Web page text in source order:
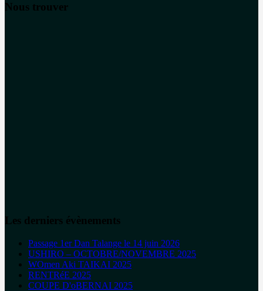
Nous trouver
Les derniers évènements
Passage 1er Dan Talange le 14 juin 2026
USHIRO – OCTOBRE/NOVEMBRE 2025
WOmen Aki TAIKAI 2025
RENTRéE 2025
COUPE D'oBERNAI 2025